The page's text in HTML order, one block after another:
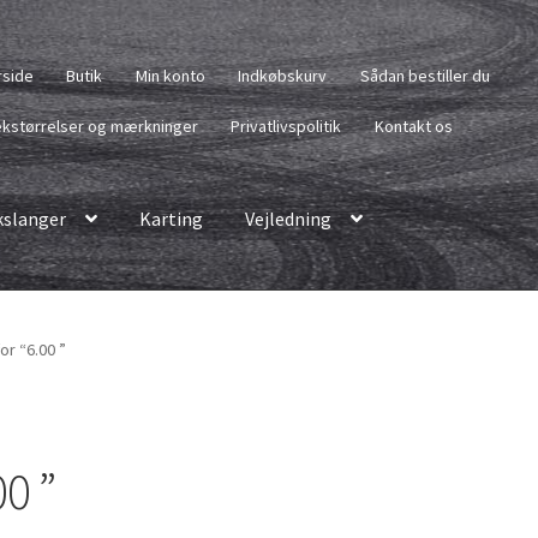
Butik Min konto Indkøbskurv Sådan bestiller du
og mærkninger Privatlivspolitik Kontakt os
Karting
Vejledning
“6.00 ”
”